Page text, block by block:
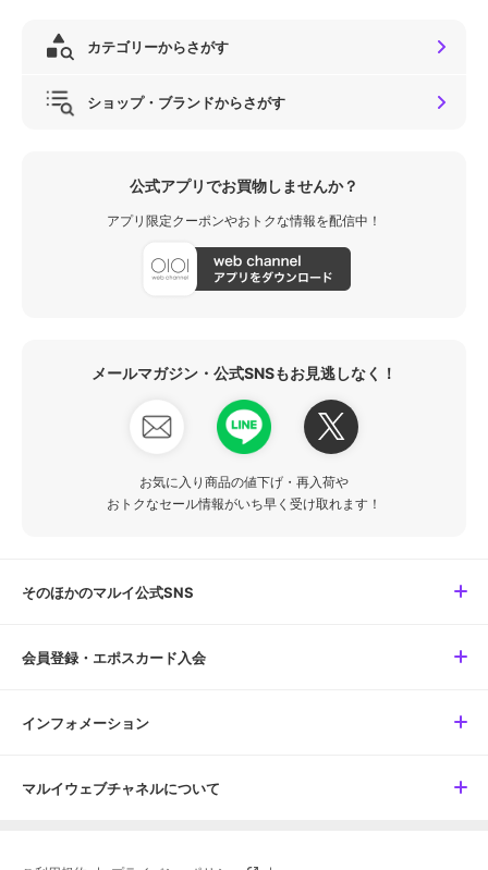
カテゴリーからさがす
ショップ・ブランドからさがす
公式アプリでお買物しませんか？
アプリ限定クーポンやおトクな情報を配信中！
メールマガジン・公式SNSもお見逃しなく！
お気に入り商品の値下げ・再入荷や
おトクなセール情報がいち早く受け取れます！
そのほかのマルイ公式SNS
会員登録・エポスカード入会
インフォメーション
マルイウェブチャネルについて